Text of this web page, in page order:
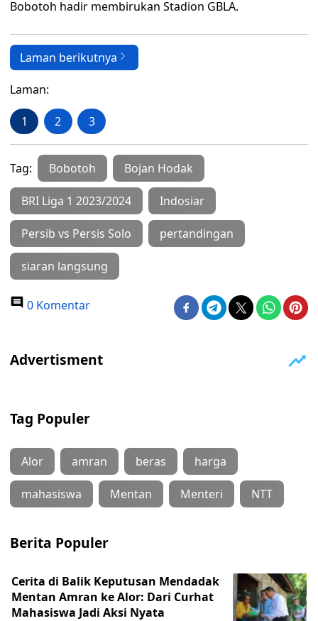
Bobotoh hadir membirukan Stadion GBLA.
Laman berikutnya
Laman:
1 2 3
Tag: Bobotoh Bojan Hodak
BRI Liga 1 2023/2024 Indosiar
Persib vs Persis Solo pertandingan
siaran langsung
0 Komentar
Tag Populer
Alor amran beras harga
mahasiswa Mentan Menteri NTT
Berita Populer
Cerita di Balik Keputusan Mendadak
Mentan Amran ke Alor: Dari Curhat
Mahasiswa Jadi Aksi Nyata